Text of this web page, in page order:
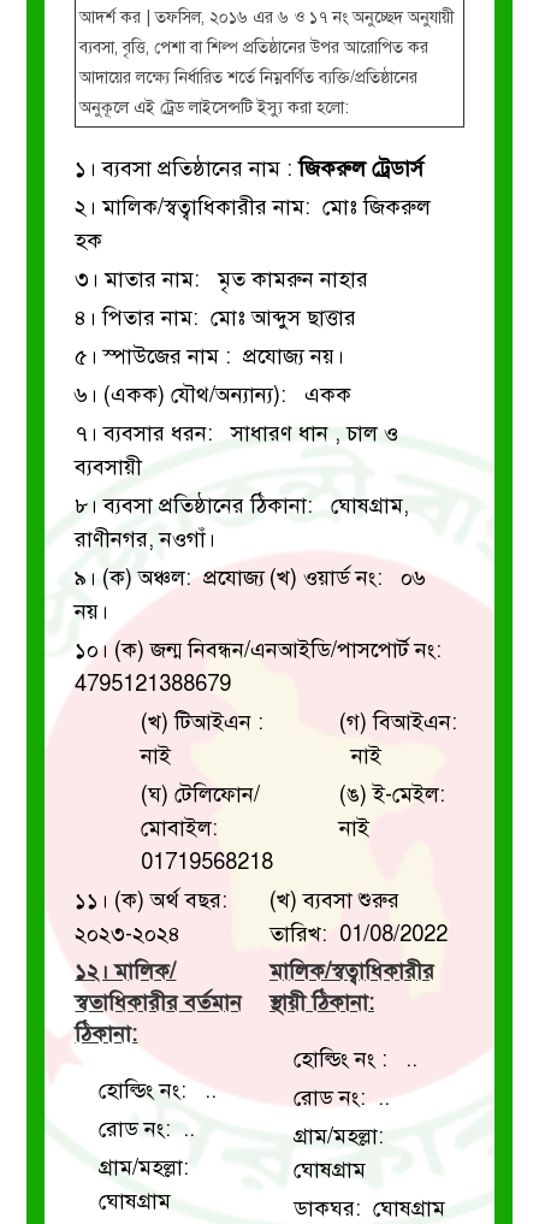
আদর্শ কর | তফসিল, ২০১৬ এর ৬ ও ১৭ নং অনুচ্ছেদ অনুযায়ী
ব্যবসা, বৃত্তি, পেশা বা শিল্প প্রতিষ্ঠানের উপর আরোপিত কর
আদায়ের লক্ষ্যে নির্ধারিত শর্তে নিম্নবর্ণিত ব্যক্তি/প্রতিষ্ঠানের
অনুকূলে এই ট্রেড লাইসেন্সটি ইস্যু করা হলো:
১। ব্যবসা প্রতিষ্ঠানের নাম :জিকরুল ট্রেডার্স
২। মালিক/স্বত্বাধিকারীর নাম: মোঃ জিকরুল
হক
৩। মাতার নাম: মৃত কামরুন নাহার
৪। পিতার নাম: মোঃ আব্দুস ছাত্তার
৫। স্পাউজের নাম : প্রযোজ্য নয়।
৬। (একক) যৌথ/অন্যান্য): একক
৭। ব্যবসার ধরন: সাধারণ ধান , চাল ও
ব্যবসায়ী
৮। ব্যবসা প্রতিষ্ঠানের ঠিকানা: ঘোষগ্রাম,
রাণীনগর, নওগাঁ।
৯। (ক) অঞ্চল: প্রযোজ্য
নয়।
(খ) ওয়ার্ড নং: ০৬
১০। (ক) জন্ম নিবন্ধন/এনআইডি/পাসপোর্ট নং:
4795121388679
(খ) টিআইএন :
নাই
(ঘ) টেলিফোন/
মোবাইল:
01719568218
(গ) বিআইএন:
নাই
(ঙ) ই-মেইল:
নাই
১১। (ক) অর্থ বছর:
২০২৩-২০২৪
(খ) ব্যবসা শুরুর
তারিখ: 01/08/2022
১২। মালিক/
স্বতাধিকারীর বর্তমান
ঠিকানা:
হোল্ডিং নং: ..
রোড নং: ..
গ্রাম/মহল্লা:
ঘোষগ্রাম
মালিক/স্বত্বাধিকারীর
স্থায়ী ঠিকানা:
হোল্ডিং নং : ..
রোড নং: ..
গ্রাম/মহল্লা:
ঘোষগ্রাম
ডাকঘর: ঘোষগ্রাম